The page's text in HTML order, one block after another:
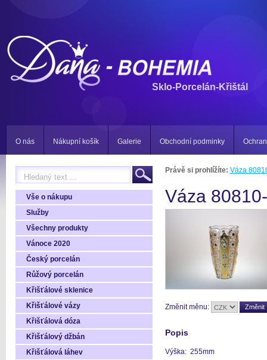
Sklo-Porcelán-Křištál
O nás Nákupní košík Galerie Obchodní podminky
Vše o nákupu
Služby
Všechny produkty
Vánoce 2020
Český porcelán
Růžový porcelán
Křišťálové sklenice
Křišťálové vázy
Křišťálová dóza
Křišťálový džbán
Křišťálová láhev
Právě si prohlížíte: Váza
Váza
Změnit měnu:
Popis
Výška: 255mm